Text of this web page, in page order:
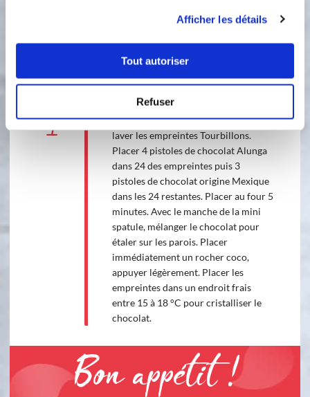
Afficher les détails
Tout autoriser
Refuser
1
Baisser le four à 100°C. Nettoyer et
laver les empreintes Tourbillons.
Placer 4 pistoles de chocolat Alunga
dans 24 des empreintes puis 3
pistoles de chocolat origine Mexique
dans les 24 restantes. Placer au four 5
minutes. Avec le manche de la mini
spatule, mélanger le chocolat pour
étaler sur les parois. Placer
immédiatement un rocher coco,
appuyer légèrement. Placer les
empreintes dans un endroit frais
entre 15 à 18 °C pour cristalliser le
chocolat.
Bon appétit !